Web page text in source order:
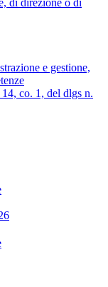
di direzione o di
e gestione,
co. 1, del dlgs n.